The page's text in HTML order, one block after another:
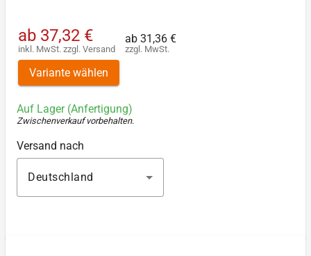
ab 37,32 €
inkl. MwSt. zzgl. Versand
ab 31,36 €
zzgl. MwSt.
Variante wählen
Auf Lager (Anfertigung)
Zwischenverkauf vorbehalten.
Versand nach
Deutschland